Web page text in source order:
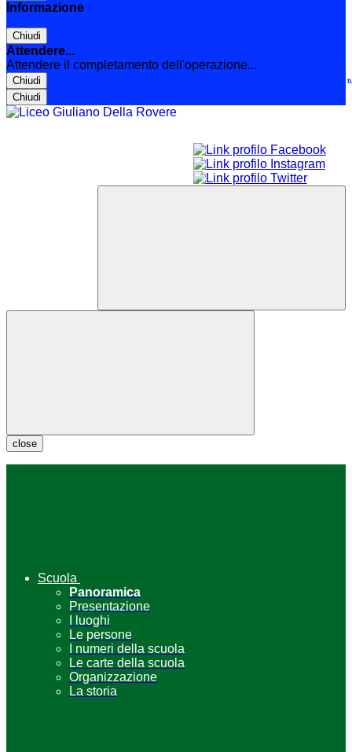
Informazione
Chiudi
Attendere...
Attendere il completamento dell'operazione...
Chiudi
Chiudi
Le
close
Scuola
Panoramica
Presentazione
I luoghi
Le persone
I numeri della scuola
Le carte della scuola
Organizzazione
La storia